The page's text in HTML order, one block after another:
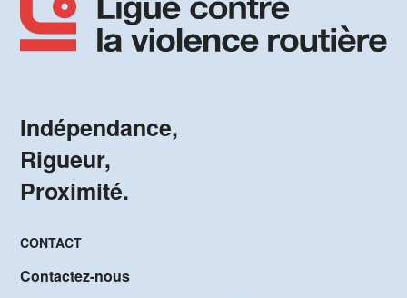
Indépendance,
Rigueur,
Proximité.
CONTACT
Contactez-nous